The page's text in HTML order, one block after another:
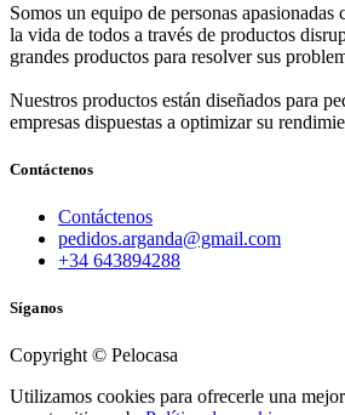
Somos un equipo de personas
la vida de todos a través de productos
grandes productos para resolver sus
Nuestros productos están diseñados para
empresas dispuestas a optimizar su
Contáctenos
Contáctenos
pedidos.arganda@gmail.com
+34 643894288
Síganos
Copyright © Pelocasa
Utilizamos cookies para ofrecerle una